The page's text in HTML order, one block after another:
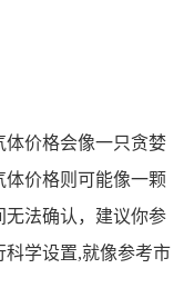
体价格会像一只贪婪
价格则可能像一颗
无法确认，建议你参
学设置,就像参考市